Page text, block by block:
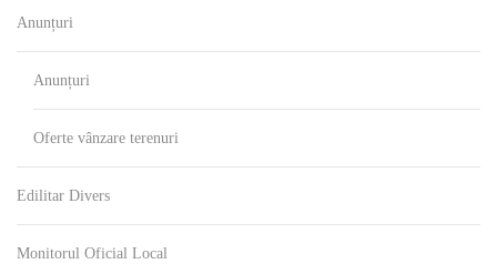
Anunțuri
Anunțuri
Oferte vânzare terenuri
Edilitar Divers
Monitorul Oficial Local